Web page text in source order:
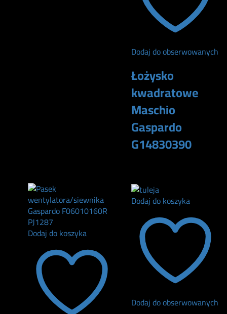
Dodaj do obserwowanych
Łożysko
kwadratowe
Maschio
Gaspardo
G14830390
Dodaj do koszyka
Dodaj do koszyka
Dodaj do obserwowanych